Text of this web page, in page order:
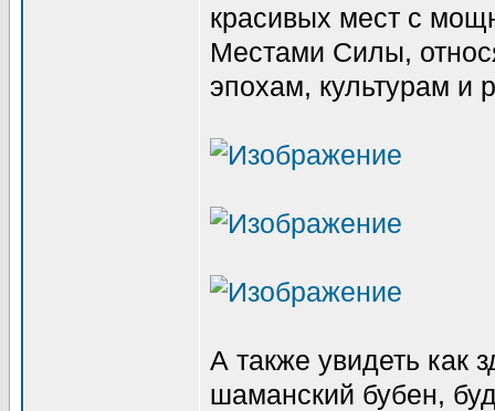
красивых мест с
Местами Силы,
эпохам, культурам и
А также увидеть как
шаманский бубен,